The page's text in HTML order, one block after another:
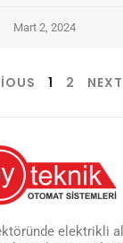
Mart 2, 2024
1 2
elektrikli